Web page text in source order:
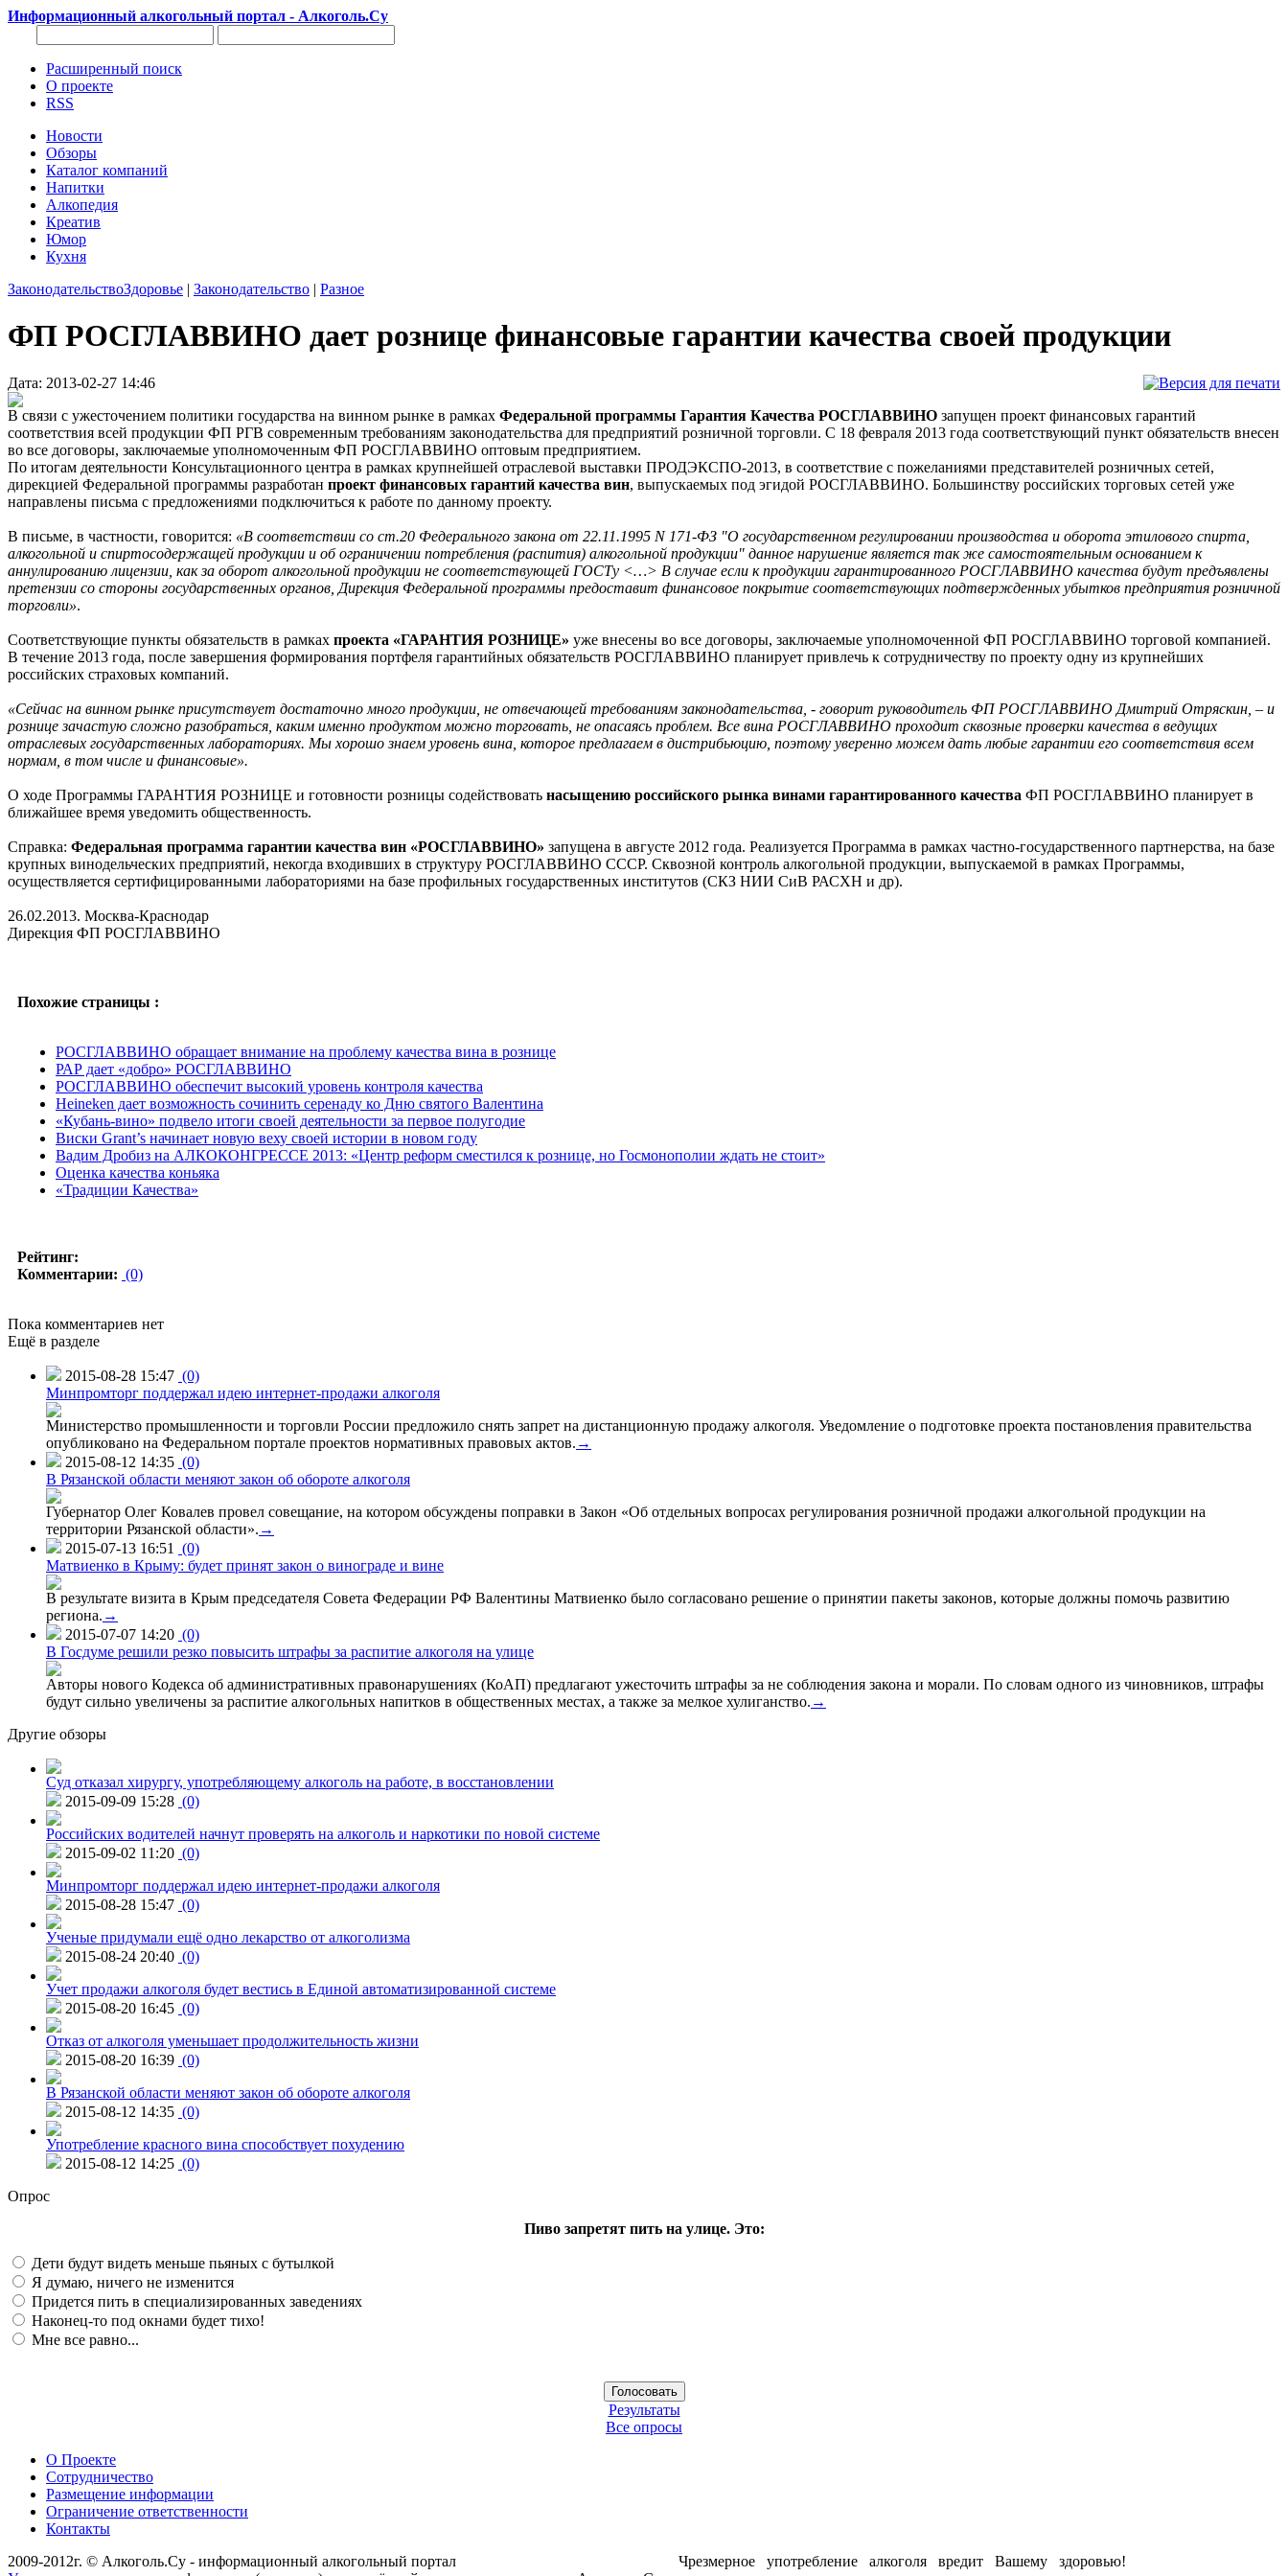
Информационный алкогольный портал - Алкоголь.Су
Расширенный поиск
О проекте
RSS
Новости
Обзоры
Каталог компаний
Напитки
Алкопедия
Креатив
Юмор
Кухня
ЗаконодательствоЗдоровье | Законодательство | Разное
ФП РОСГЛАВВИНО дает рознице финансовые гарантии качества своей продукции
Дата: 2013-02-27 14:46
В связи с ужесточением политики государства на винном рынке в рамках Федеральной программы Гарантия Качества РОСГЛАВВИНО запущен проект финансовых гарантий
соответствия всей продукции ФП РГВ современным требованиям законодательства для предприятий розничной торговли. С 18 февраля 2013 года соответствующий пункт обязательств внесен
во все договоры, заключаемые уполномоченным ФП РОСГЛАВВИНО оптовым предприятием.
По итогам деятельности Консультационного центра в рамках крупнейшей отраслевой выставки ПРОДЭКСПО-2013, в соответствие с пожеланиями представителей розничных сетей,
дирекцией Федеральной программы разработан проект финансовых гарантий качества вин, выпускаемых под эгидой РОСГЛАВВИНО. Большинству российских торговых сетей уже
направлены письма с предложениями подключиться к работе по данному проекту.
В письме, в частности, говорится: «В соответствии со ст.20 Федерального закона от 22.11.1995 N 171-ФЗ "О государственном регулировании производства и оборота этилового спирта,
алкогольной и спиртосодержащей продукции и об ограничении потребления (распития) алкогольной продукции" данное нарушение является так же самостоятельным основанием к
аннулированию лицензии, как за оборот алкогольной продукции не соответствующей ГОСТу <…> В случае если к продукции гарантированного РОСГЛАВВИНО качества будут предъявлены
претензии со стороны государственных органов, Дирекция Федеральной программы предоставит финансовое покрытие соответствующих подтвержденных убытков предприятия розничной
торговли».
Соответствующие пункты обязательств в рамках проекта «ГАРАНТИЯ РОЗНИЦЕ» уже внесены во все договоры, заключаемые уполномоченной ФП РОСГЛАВВИНО торговой компанией.
В течение 2013 года, после завершения формирования портфеля гарантийных обязательств РОСГЛАВВИНО планирует привлечь к сотрудничеству по проекту одну из крупнейших
российских страховых компаний.
«Сейчас на винном рынке присутствует достаточно много продукции, не отвечающей требованиям законодательства, - говорит руководитель ФП РОСГЛАВВИНО Дмитрий Отряскин, – и
рознице зачастую сложно разобраться, каким именно продуктом можно торговать, не опасаясь проблем. Все вина РОСГЛАВВИНО проходит сквозные проверки качества в ведущих
отраслевых государственных лабораториях. Мы хорошо знаем уровень вина, которое предлагаем в дистрибьюцию, поэтому уверенно можем дать любые гарантии его соответствия всем
нормам, в том числе и финансовые».
О ходе Программы ГАРАНТИЯ РОЗНИЦЕ и готовности розницы содействовать насыщению российского рынка винами гарантированного качества ФП РОСГЛАВВИНО планирует в
ближайшее время уведомить общественность.
Справка: Федеральная программа гарантии качества вин «РОСГЛАВВИНО» запущена в августе 2012 года. Реализуется Программа в рамках частно-государственного партнерства, на базе
крупных винодельческих предприятий, некогда входивших в структуру РОСГЛАВВИНО СССР. Сквозной контроль алкогольной продукции, выпускаемой в рамках Программы,
осуществляется сертифицированными лабораториями на базе профильных государственных институтов (СКЗ НИИ СиВ РАСХН и др).
26.02.2013. Москва-Краснодар
Дирекция ФП РОСГЛАВВИНО
Похожие страницы :
РОСГЛАВВИНО обращает внимание на проблему качества вина в рознице
РАР дает «добро» РОСГЛАВВИНО
РОСГЛАВВИНО обеспечит высокий уровень контроля качества
Heineken дает возможность сочинить серенаду ко Дню святого Валентина
«Кубань-вино» подвело итоги своей деятельности за первое полугодие
Виски Grant’s начинает новую веху своей истории в новом году
Вадим Дробиз на АЛКОКОНГРЕССЕ 2013: «Центр реформ сместился к рознице, но Госмонополии ждать не стоит»
Оценка качества коньяка
«Традиции Качества»
Рейтинг:
Комментарии: (0)
Пока комментариев нет
Ещё в разделе
2015-08-28 15:47 (0)
Минпромторг поддержал идею интернет-продажи алкоголя
Министерство промышленности и торговли России предложило снять запрет на дистанционную продажу алкоголя. Уведомление о подготовке проекта постановления правительства
опубликовано на Федеральном портале проектов нормативных правовых актов. →
2015-08-12 14:35 (0)
В Рязанской области меняют закон об обороте алкоголя
Губернатор Олег Ковалев провел совещание, на котором обсуждены поправки в Закон «Об отдельных вопросах регулирования розничной продажи алкогольной продукции на
территории Рязанской области». →
2015-07-13 16:51
(0)
Матвиенко в Крыму: будет принят закон о винограде и вине
В результате визита в Крым председателя Совета Федерации РФ Валентины Матвиенко было согласовано решение о принятии пакеты законов, которые должны помочь развитию
региона. →
2015-07-07 14:20 (0)
В Госдуме решили резко повысить штрафы за распитие алкоголя на улице
Авторы нового Кодекса об административных правонарушениях (КоАП) предлагают ужесточить штрафы за не соблюдения закона и морали. По словам одного из чиновников, штрафы
будут сильно увеличены за распитие алкогольных напитков в общественных местах, а также за мелкое хулиганство. →
Другие обзоры
Суд отказал хирургу, употребляющему алкоголь на работе, в восстановлении
2015-09-09 15:28 (0)
Российских водителей начнут проверять на алкоголь и наркотики по новой системе
2015-09-02 11:20 (0)
Минпромторг поддержал идею интернет-продажи алкоголя
2015-08-28 15:47 (0)
Ученые придумали ещё одно лекарство от алкоголизма
2015-08-24 20:40 (0)
Учет продажи алкоголя будет вестись в Единой автоматизированной системе
2015-08-20 16:45 (0)
Отказ от алкоголя уменьшает продолжительность жизни
2015-08-20 16:39 (0)
В Рязанской области меняют закон об обороте алкоголя
2015-08-12 14:35 (0)
Употребление красного вина способствует похудению
2015-08-12 14:25 (0)
Опрос
Пиво запретят пить на улице. Это:
Дети будут видеть меньше пьяных с бутылкой
Я думаю, ничего не изменится
Придется пить в специализированных заведениях
Наконец-то под окнами будет тихо!
Мне все равно...
Результаты
Все опросы
О Проекте
Сотрудничество
Размещение информации
Ограничение ответственности
Контакты
2009-2012г. © Алкоголь.Су - информационный алкогольный портал
Чрезмерное употребление алкоголя вредит Вашему здоровью!